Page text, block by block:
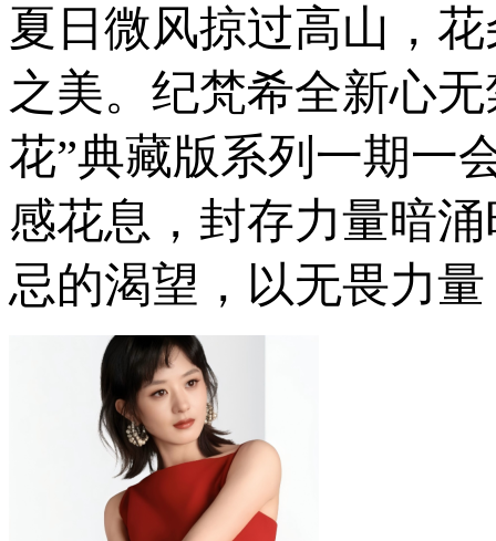
夏日微风掠过高山，
之美。纪梵希全新心
花”典藏版系列一期一
感花息，封存力量暗
忌的渴望，以无畏力